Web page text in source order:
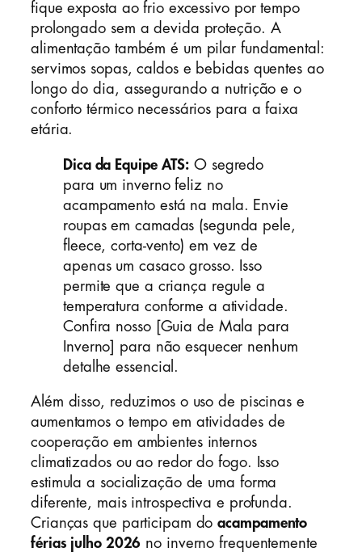
fique exposta ao frio excessivo por tempo
prolongado sem a devida proteção. A
alimentação também é um pilar fundamental:
servimos sopas, caldos e bebidas quentes ao
longo do dia, assegurando a nutrição e o
conforto térmico necessários para a faixa
etária.
Dica da Equipe ATS: O segredo
para um inverno feliz no
acampamento está na mala. Envie
roupas em camadas (segunda pele,
fleece, corta-vento) em vez de
apenas um casaco grosso. Isso
permite que a criança regule a
temperatura conforme a atividade.
Confira nosso [Guia de Mala para
Inverno] para não esquecer nenhum
detalhe essencial.
Além disso, reduzimos o uso de piscinas e
aumentamos o tempo em atividades de
cooperação em ambientes internos
climatizados ou ao redor do fogo. Isso
estimula a socialização de uma forma
diferente, mais introspectiva e profunda.
Crianças que participam doacampamento
férias julho 2026 no inverno frequentemente